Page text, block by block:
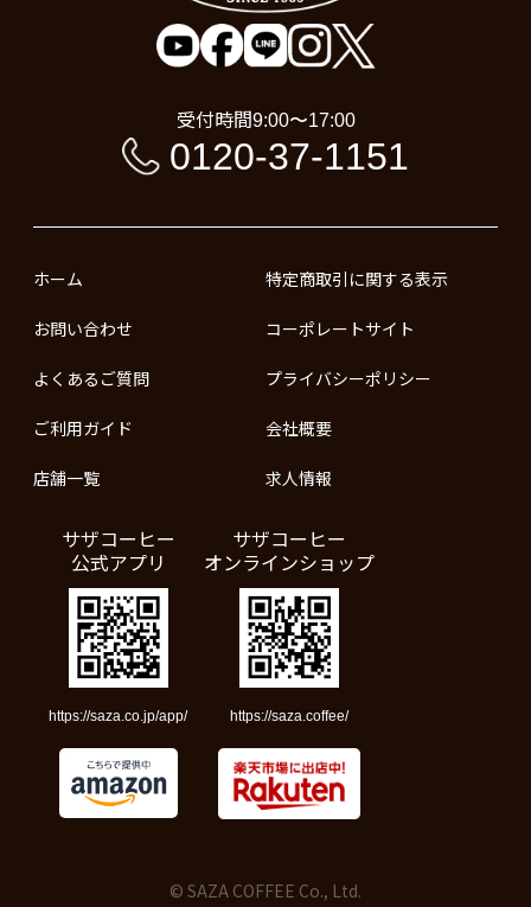
受付時間9:00〜17:00
0120-37-1151
ホーム
お問い合わせ
よくあるご質問
ご利用ガイド
店舗一覧
特定商取引に関する表示
コーポレートサイト
プライバシーポリシー
会社概要
求人情報
サザコーヒー
公式アプリ
https://saza.co.jp/app/
サザコーヒー
オンラインショップ
https://saza.coffee/
© SAZA COFFEE Co., Ltd.